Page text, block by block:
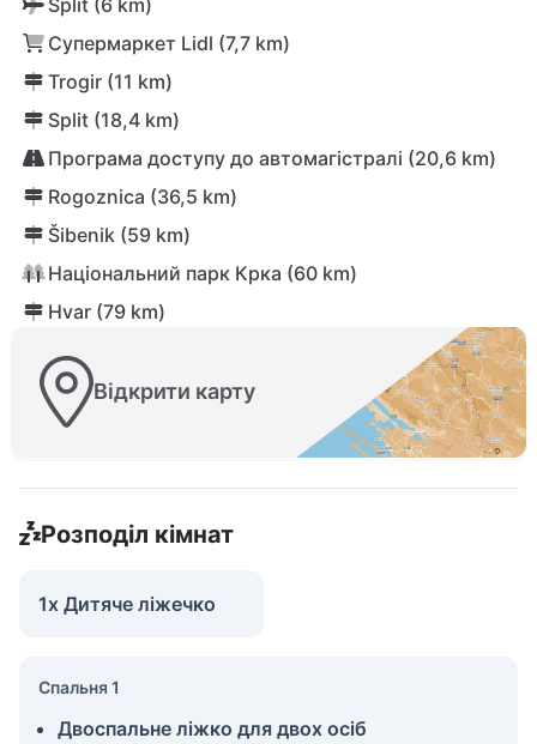
Split (6 km)
Супермаркет Lidl (7,7 km)
Trogir (11 km)
Split (18,4 km)
Програма доступу до автомагістралі (20,6 km)
Rogoznica (36,5 km)
Šibenik (59 km)
Національний парк Крка (60 km)
Hvar (79 km)
Відкрити карту
Розподіл кімнат
1x Дитяче ліжечко
Спальня 1
Двоспальне ліжко для двох осіб